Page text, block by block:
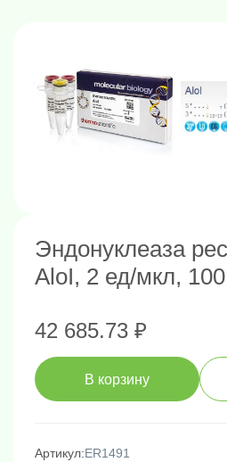
Эндонуклеаза
AloI, 2 ед/мкл,
42 685.73 ₽
В корзину
Артикул:ER1491